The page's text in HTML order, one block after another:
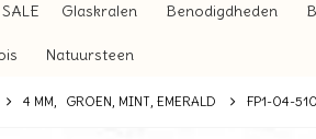
SALE Glaskralen Benodigdheden
Natuursteen
4 MM, GROEN, MINT, EMERALD FP1-04-